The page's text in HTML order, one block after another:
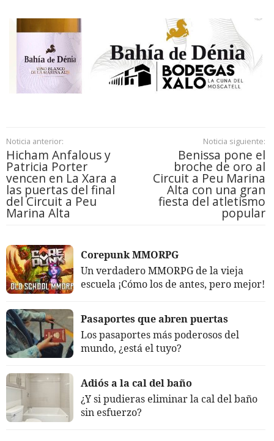
Noticia anterior:
Hicham Anfalous y
Patricia Porter
vencen en La Xara a
las puertas del final
del Circuit a Peu
Marina Alta
Noticia siguiente:
Benissa pone el
broche de oro al
Circuit a Peu Marina
Alta con una gran
fiesta del atletismo
popular
Corepunk MMORPG
Un verdadero MMORPG de la vieja
escuela ¡Cómo los de antes, pero mejor!
Pasaportes que abren puertas
Los pasaportes más poderosos del
mundo, ¿está el tuyo?
Adiós a la cal del baño
¿Y si pudieras eliminar la cal del baño
sin esfuerzo?